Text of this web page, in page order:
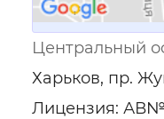
Центральный
Харьков, пр.
Лицензия: